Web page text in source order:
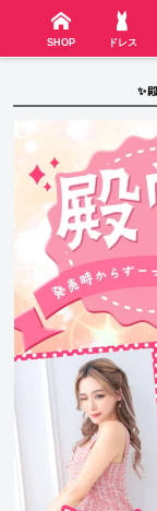
SHOP ドレス
✨